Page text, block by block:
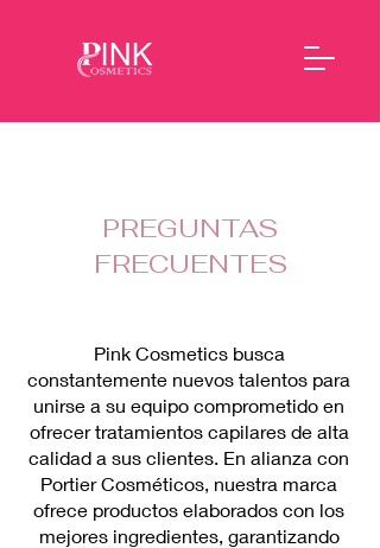
PREGUNTAS
FRECUENTES
Pink Cosmetics busca
constantemente nuevos talentos para
unirse a su equipo comprometido en
ofrecer tratamientos capilares de alta
calidad a sus clientes. En alianza con
Portier Cosméticos, nuestra marca
ofrece productos elaborados con los
mejores ingredientes, garantizando